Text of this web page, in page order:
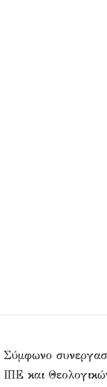
Σύμφωνο
ΙΠΕ και